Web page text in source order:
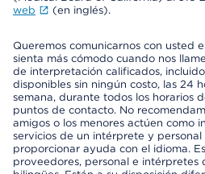
web
(en inglés).
Queremos comunicarnos con usted
sienta más cómodo cuando nos
de interpretación calificados,
disponibles sin ningún costo, las 24
semana, durante todos los horarios
puntos de contacto. No
amigos o los menores actúen como
servicios de un intérprete y
proporcionar ayuda con el idioma.
proveedores, personal e intérpretes